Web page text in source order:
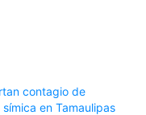
contagio de
en Tamaulipas